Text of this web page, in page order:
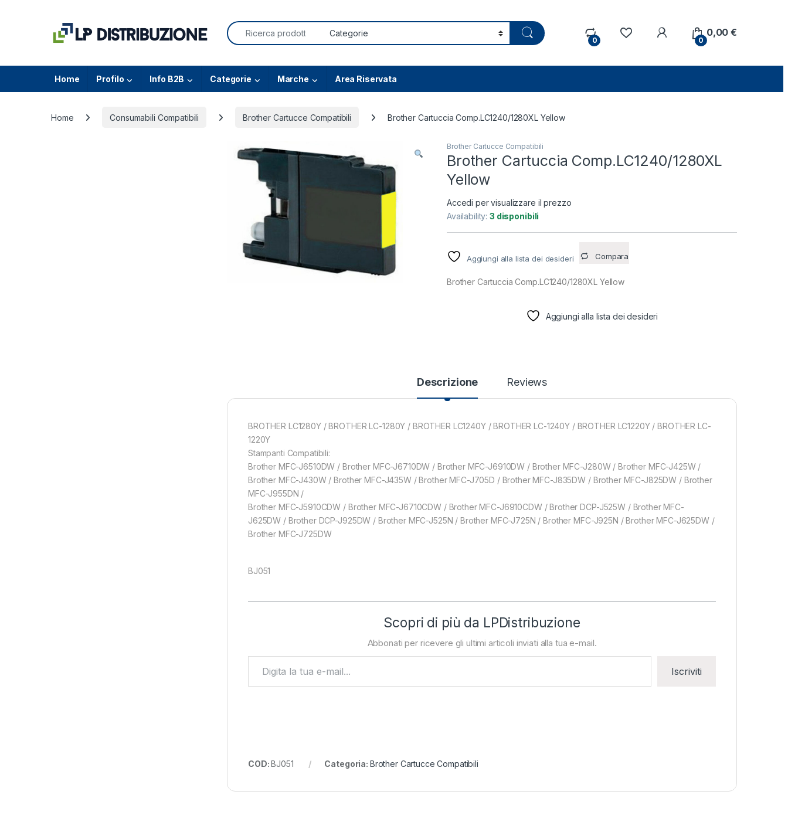
Search for:
0 0
0,00€
Home Profilo Info B2B Categorie Marche Area Riservata
Home Consumabili Compatibili Brother Cartucce Compatibili Brother Cartuccia Comp.LC1240/1280XL Yellow
Brother Cartucce Compatibili
Brother Cartuccia Comp.LC1240/1280XL
Yellow
Accedi per visualizzare il prezzo
Availability:3 disponibili
Aggiungi alla lista dei desideri Compara
Brother Cartuccia Comp.LC1240/1280XL Yellow
Aggiungi alla lista dei desideri
Descrizione Reviews
BROTHER LC1280Y / BROTHER LC-1280Y / BROTHER LC1240Y / BROTHER LC-1240Y / BROTHER LC1220Y / BROTHER LC-
1220Y
Stampanti Compatibili:
Brother MFC-J6510DW / Brother MFC-J6710DW / Brother MFC-J6910DW / Brother MFC-J280W / Brother MFC-J425W /
Brother MFC-J430W / Brother MFC-J435W / Brother MFC-J705D / Brother MFC-J835DW / Brother MFC-J825DW / Brother
MFC-J955DN /
Brother MFC-J5910CDW / Brother MFC-J6710CDW / Brother MFC-J6910CDW / Brother DCP-J525W / Brother MFC-
J625DW / Brother DCP-J925DW / Brother MFC-J525N / Brother MFC-J725N / Brother MFC-J925N / Brother MFC-J625DW /
Brother MFC-J725DW
BJ051
Scopri di più da LPDistribuzione
Abbonati per ricevere gli ultimi articoli inviati alla tua e-mail.
Iscriviti
COD:BJ051 Categoria: Brother Cartucce Compatibili